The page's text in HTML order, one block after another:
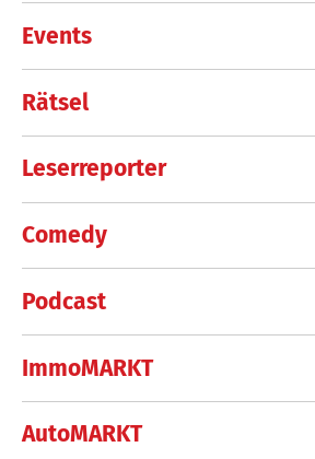
Events
Rätsel
Leserreporter
Comedy
Podcast
ImmoMARKT
AutoMARKT